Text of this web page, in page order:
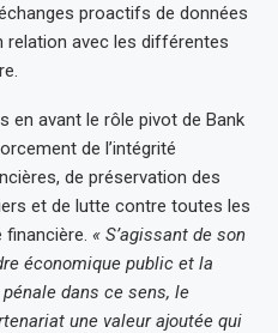
proactifs de données
relation avec les différentes
en avant le rôle pivot de Bank
de l’intégrité
de préservation des
et de lutte contre toutes les
financière. « S’agissant de son
économique public et la
dans ce sens, le
une valeur ajoutée qui